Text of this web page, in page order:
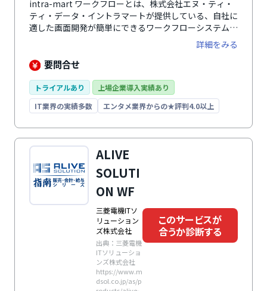
intra-mart ワークフローとは、株式会社エヌ・ティ・
ティ・データ・イントラマートが提供している、自社に
適した画面開発が簡単にできるワークフローシステムで
す。申請用のWeb画面フォームを専用のツールを使うこ
とで簡単に作成することが可能です。データの集計や分
析などの表示画面もドラッグ＆ドロップだけで作成でき
ることができます。多言語機能により英語・中国語が自
動翻訳されるので、海外の拠点でも活用可能。タイムゾ
ーンにも対応しており、利用ユーザーに合わせた日時設
すすめです。
詳細をみる
要問合せ
トライアルあり
上場企業導入実績あり
IT業界の実績多数
エンタメ業界からの★評判4.0以上
ALIVE
SOLUTI
ON WF
三菱電機ITソ
リューション
ズ株式会社
出典：三菱電機
ITソリューショ
ンズ株式会社
https://www.m
dsol.co.jp/as/p
このサービスが
合うか診断する